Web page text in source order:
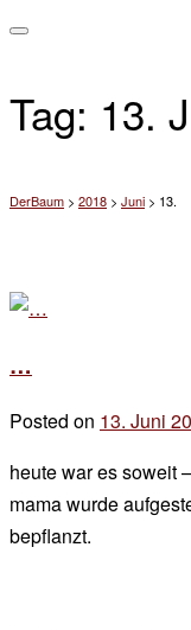
Tag: 13.
DerBaum > 2018 > Juni > 13.
…
Posted on 13. Juni
heute war es soweit –
mama wurde
bepflanzt.